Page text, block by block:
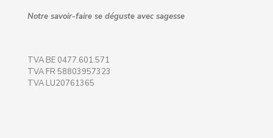
Notre savoir-faire se déguste avec sagesse
TVA BE 0477.601.571
TVA FR 58803957323
TVA LU20761365